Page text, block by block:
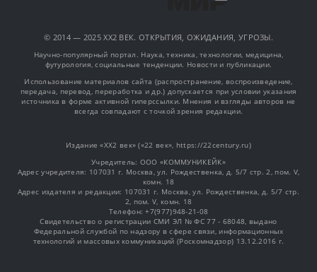
© 2014 — 2025 XX2 ВЕК. ОТКРЫТИЯ, ОЖИДАНИЯ, УГРОЗЫ.
Научно-популярный портал. Наука, техника, технологии, медицина,
футурология, социальные тенденции. Новости и публикации.
Использование материалов сайта (распространение, воспроизведение,
передача, перевод, переработка и др.) допускается при условии указания
источника в форме активной гиперссылки. Мнения и взгляды авторов не
всегда совпадают с точкой зрения редакции.
Издание «XX2 век» («22 век», https://22century.ru)
Учредитель: OOO «КОММУНИКЕЙК»
Адрес учредителя: 107031 г. Москва, ул. Рождественка, д. 5/7 стр. 2, пом. V,
комн. 18
Адрес издателя и редакции: 107031 г. Москва, ул. Рождественка, д. 5/7 стр.
2, пом. V, комн. 18
Телефон: +7(977)948-21-08
Свидетельство о регистрации СМИ ЭЛ № ФС 77 - 68048, выдано
Федеральной службой по надзору в сфере связи, информационных
технологий и массовых коммуникаций (Роскомнадзор) 13.12.2016 г.